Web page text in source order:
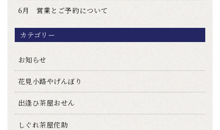
6月 営業とご予約について
カテゴリー
お知らせ
花見小路やげんぼり
出逢ひ茶屋おせん
しぐれ茶屋侘助